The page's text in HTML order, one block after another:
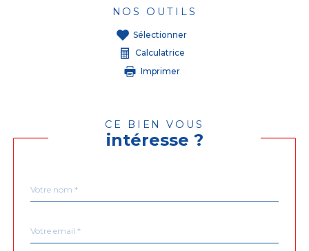
NOS OUTILS
Sélectionner
Calculatrice
Imprimer
CE BIEN VOUS
intéresse ?
par
*
*